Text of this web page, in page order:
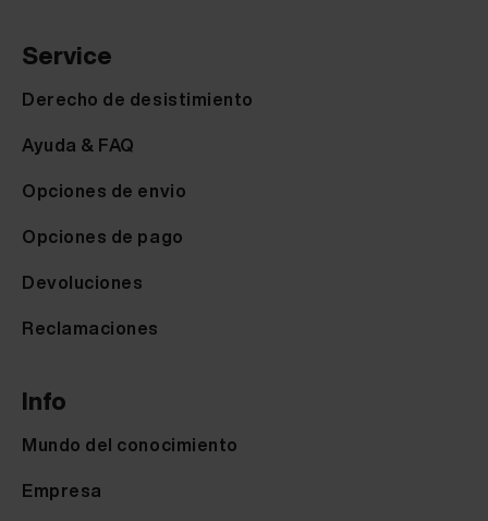
Service
Derecho de desistimiento
Ayuda & FAQ
Opciones de envio
Opciones de pago
Devoluciones
Reclamaciones
Info
Mundo del conocimiento
Empresa